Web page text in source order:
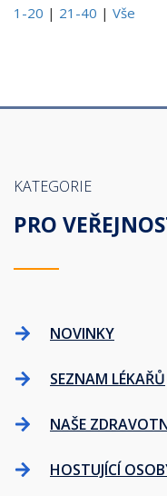
1-20 | 21-40 | Vše
KATEGORIE
PRO
NOVINKY
SEZNAM LÉKAŘŮ
NAŠE
HOSTUJÍCÍ